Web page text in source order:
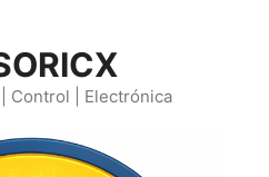
Control | Electrónica